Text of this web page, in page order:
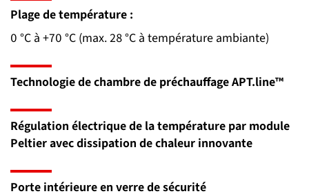
Plage de température :
0 °C à +70 °C (max. 28 °C à température ambiante)
Technologie de chambre de préchauffage APT.line™
Régulation électrique de la température par module
Peltier avec dissipation de chaleur innovante
Porte intérieure en verre de sécurité